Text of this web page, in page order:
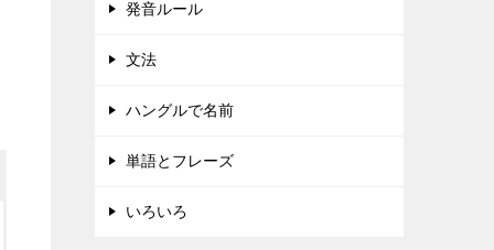
発音ルール
文法
ハングルで名前
単語とフレーズ
いろいろ